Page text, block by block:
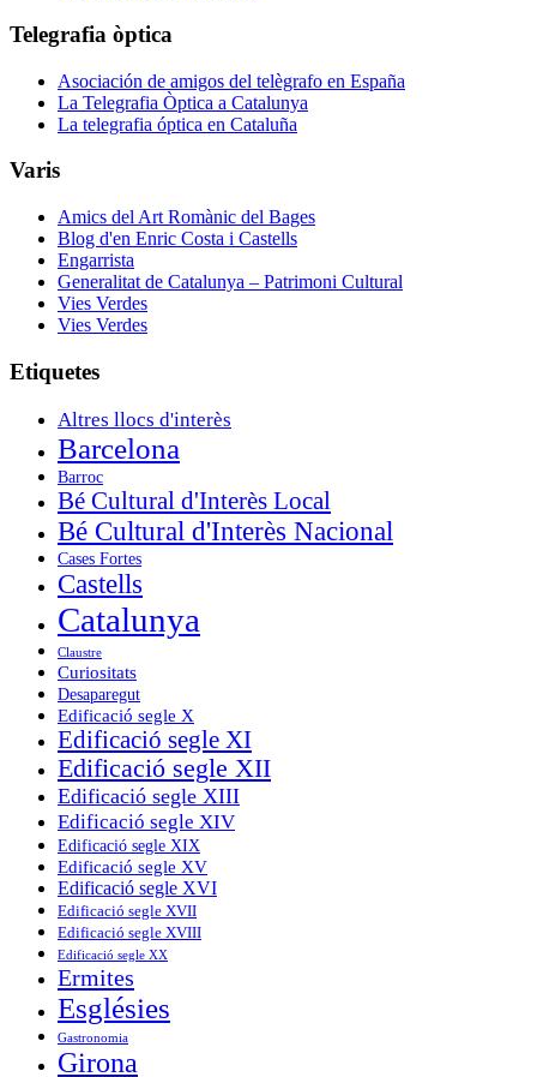
Telegrafia òptica
Asociación de amigos del telègrafo en España
La Telegrafia Òptica a Catalunya
La telegrafia óptica en Cataluña
Varis
Amics del Art Romànic del Bages
Blog d'en Enric Costa i Castells
Engarrista
Generalitat de Catalunya – Patrimoni Cultural
Vies Verdes
Vies Verdes
Etiquetes
Altres llocs d'interès
Barcelona
Barroc
Bé Cultural d'Interès Local
Bé Cultural d'Interès Nacional
Cases Fortes
Castells
Catalunya
Claustre
Curiositats
Desaparegut
Edificació segle X
Edificació segle XI
Edificació segle XII
Edificació segle XIII
Edificació segle XIV
Edificació segle XIX
Edificació segle XV
Edificació segle XVI
Edificació segle XVII
Edificació segle XVIII
Edificació segle XX
Ermites
Esglésies
Gastronomia
Girona